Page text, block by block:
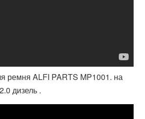
ремня ALFI PARTS MP1001. на
дизель .